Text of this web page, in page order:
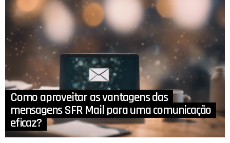
Como aproveitar as vantagens das
mensagens SFR Mail para uma comunicação
eficaz?